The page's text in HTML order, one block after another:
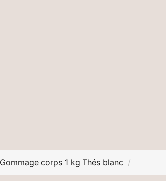
Gommage corps 1 kg Thés blanc